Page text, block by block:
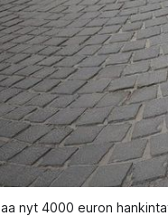
nyt 4000 euron